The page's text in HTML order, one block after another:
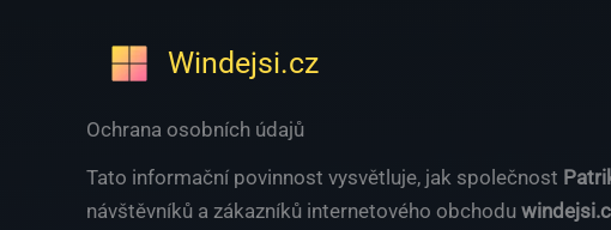
Windejsi.cz
Ochrana osobních údajů
Tato informační povinnost vysvětluje, jak společnost
návštěvníků a zákazníků internetového obchodu